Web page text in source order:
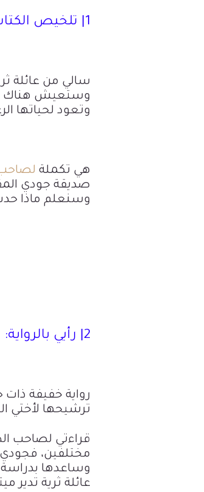
1| تلخيص الكتاب:
سالي من عائلة
وستعيش هناك
وتعود لحياتها
هي تكملة
صديقة جودي
وسنعلم ماذا
2| رأيي بالرواية:
رواية خفيفة
ترشيحها لأختي
قراءتي لصاحب
مختلفين،
وساعدها
عائلة ثرية